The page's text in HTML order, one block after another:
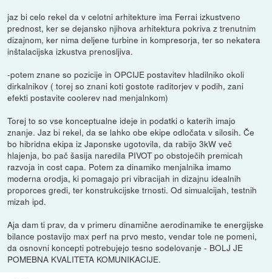
jaz bi celo rekel da v celotni arhitekture ima Ferrai izkustveno
prednost, ker se dejansko njihova arhitektura pokriva z trenutnim
dizajnom, ker nima deljene turbine in kompresorja, ter so nekatera
inštalacijska izkustva prenosljiva.
-potem znane so pozicije in OPCIJE postavitev hladilniko okoli
dirkalnikov ( torej so znani koti gostote raditorjev v podih, zani
efekti postavite coolerev nad menjalnkom)
Torej to so vse konceptualne ideje in podatki o katerih imajo
znanje. Jaz bi rekel, da se lahko obe ekipe odločata v silosih. Če
bo hibridna ekipa iz Japonske ugotovila, da rabijo 3kW več
hlajenja, bo pač šasija naredila PIVOT po obstoječih premicah
razvoja in cost capa. Potem za dinamiko menjalnika imamo
moderna orodja, ki pomagajo pri vibracijah in dizajnu idealnih
proporces gredi, ter konstrukcijske trnosti. Od simualcijah, testnih
mizah ipd.
Aja dam ti prav, da v primeru dinamične aerodinamike te energijske
bilance postavijo max perf na prvo mesto, vendar tole ne pomeni,
da osnovni koncepti potrebujejo tesno sodelovanje - BOLJ JE
POMEBNA KVALITETA KOMUNIKACIJE.